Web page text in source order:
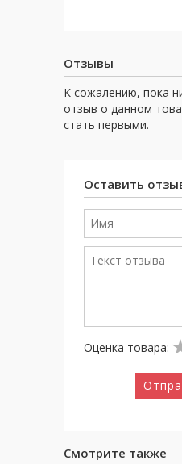
Отзывы
К сожалению, пока
отзыв о данном
стать первыми.
Оставить
Оценка товара:
Смотрите также